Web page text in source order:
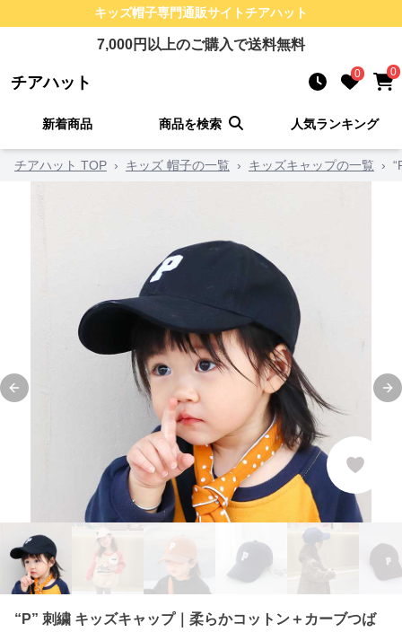
キッズ帽子専門通販サイトチアハット
7,000円以上のご購入で送料無料
チアハット 0 0
新着商品 商品を検索 人気ランキング
チアハット TOP › キッズ 帽子の一覧 › キッズキャップの一覧 ›
Previous slide
“P” 刺繍 キッズキャップ｜柔らかコットン＋カーブつば